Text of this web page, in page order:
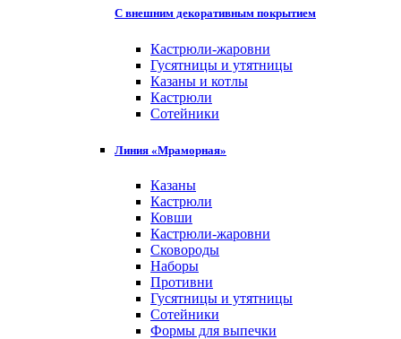
С внешним декоративным покрытием
Кастрюли-жаровни
Гусятницы и утятницы
Казаны и котлы
Кастрюли
Сотейники
Линия «Мраморная»
Казаны
Кастрюли
Ковши
Кастрюли-жаровни
Сковороды
Наборы
Противни
Гусятницы и утятницы
Сотейники
Формы для выпечки